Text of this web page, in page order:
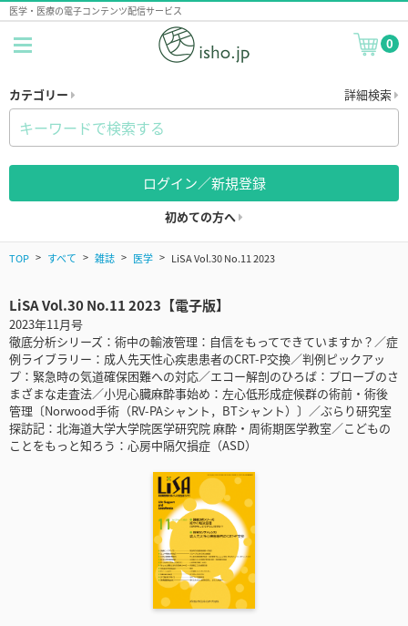
医学・医療の電子コンテンツ配信サービス
0
カテゴリー 詳細検索
ログイン／新規登録
初めての方へ
TOP すべて 雑誌 医学 LiSA Vol.30 No.11 2023
LiSA Vol.30 No.11 2023【電子版】
2023年11月号
徹底分析シリーズ：術中の輸液管理：自信をもってできていますか？／症
例ライブラリー：成人先天性心疾患患者のCRT-P交換／判例ピックアッ
プ：緊急時の気道確保困難への対応／エコー解剖のひろば：プローブのさ
まざまな走査法／小児心臓麻酔事始め：左心低形成症候群の術前・術後
管理〔Norwood手術（RV-PAシャント，BTシャント）〕／ぶらり研究室
探訪記：北海道大学大学院医学研究院 麻酔・周術期医学教室／こどもの
ことをもっと知ろう：心房中隔欠損症（ASD）